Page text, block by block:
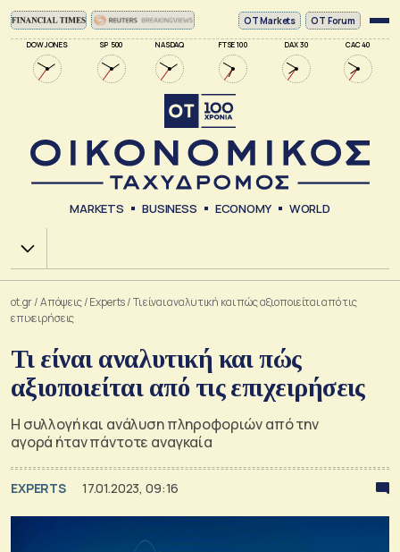
DOW JONES SP 500 NASDAQ FTSE 100 DAX 30 CAC 40
ΟΤ Markets OT Forum
MARKETS BUSINESS ECONOMY WORLD
Χ.Α.
ot.gr/Απόψεις/Experts/Τι είναι αναλυτική και πώς αξιοποιείται από τις
επιχειρήσεις
Τι είναι αναλυτική και πώς
αξιοποιείται από τις επιχειρήσεις
Η συλλογή και ανάλυση πληροφοριών από την
αγορά ήταν πάντοτε αναγκαία
EXPERTS 17.01.2023, 09:16